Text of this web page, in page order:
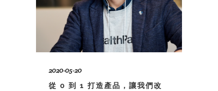
2020-05-20
從 0 到 1 打造產品，讓我們改